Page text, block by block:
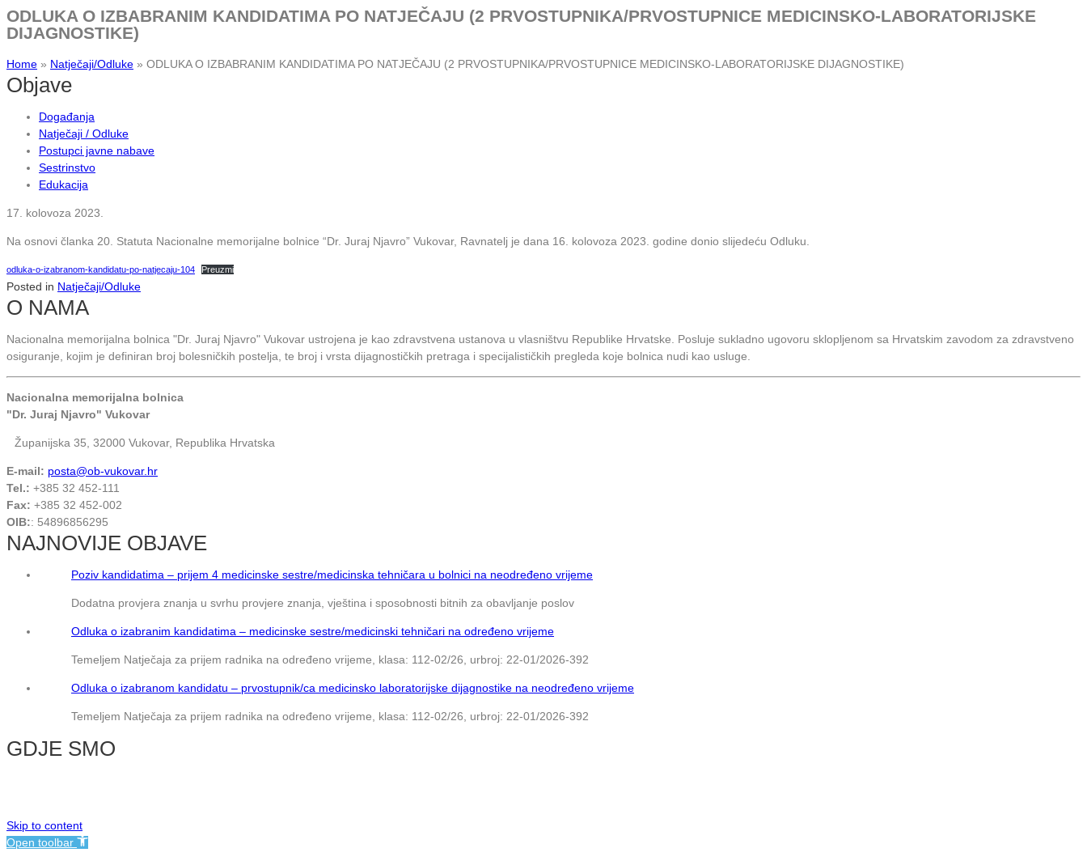
ODLUKA O IZBABRANIM KANDIDATIMA PO NATJEČAJU (2 PRVOSTUPNIKA/PRVOSTUPNICE MEDICINSKO-LABORATORIJSKE
DIJAGNOSTIKE)
Home » Natječaji/Odluke » ODLUKA O IZBABRANIM KANDIDATIMA PO NATJEČAJU (2 PRVOSTUPNIKA/PRVOSTUPNICE MEDICINSKO-LABORATORIJSKE DIJAGNOSTIKE)
Objave
Događanja
Natječaji / Odluke
Postupci javne nabave
Sestrinstvo
Edukacija
17. kolovoza 2023.
Na osnovi članka 20. Statuta Nacionalne memorijalne bolnice “Dr. Juraj Njavro” Vukovar, Ravnatelj je dana 16. kolovoza 2023. godine donio slijedeću Odluku.
odluka-o-izabranom-kandidatu-po-natjecaju-104 Preuzmi
Posted in Natječaji/Odluke
O NAMA
Nacionalna memorijalna bolnica "Dr. Juraj Njavro" Vukovar ustrojena je kao zdravstvena ustanova u vlasništvu Republike Hrvatske. Posluje sukladno ugovoru sklopljenom sa Hrvatskim zavodom za zdravstveno
osiguranje, kojim je definiran broj bolesničkih postelja, te broj i vrsta dijagnostičkih pretraga i specijalističkih pregleda koje bolnica nudi kao usluge.
Nacionalna memorijalna bolnica
"Dr. Juraj Njavro" Vukovar
Županijska 35, 32000 Vukovar, Republika Hrvatska
E-mail: posta@ob-vukovar.hr
Tel.: +385 32 452-111
Fax: +385 32 452-002
OIB:: 54896856295
NAJNOVIJE OBJAVE
Poziv kandidatima – prijem 4 medicinske sestre/medicinska tehničara u bolnici na neodređeno vrijeme
Dodatna provjera znanja u svrhu provjere znanja, vještina i sposobnosti bitnih za obavljanje poslov
Odluka o izabranim kandidatima – medicinske sestre/medicinski tehničari na određeno vrijeme
Temeljem Natječaja za prijem radnika na određeno vrijeme, klasa: 112-02/26, urbroj: 22-01/2026-392
Odluka o izabranom kandidatu – prvostupnik/ca medicinsko laboratorijske dijagnostike na neodređeno vrijeme
Temeljem Natječaja za prijem radnika na određeno vrijeme, klasa: 112-02/26, urbroj: 22-01/2026-392
GDJE SMO
Skip to content
Open toolbar